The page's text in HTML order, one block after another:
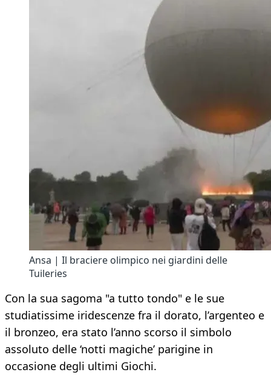
Ansa | Il braciere olimpico nei giardini delle
Tuileries
Con la sua sagoma "a tutto tondo" e le sue
studiatissime iridescenze fra il dorato, l’argenteo e
il bronzeo, era stato l’anno scorso il simbolo
assoluto delle ‘notti magiche’ parigine in
occasione degli ultimi Giochi.